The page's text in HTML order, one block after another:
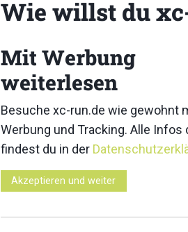
42 43
52 53
Wie willst du
Mit Werbung
weiterlesen
Besuche xc-run.de wie gewohnt
Werbung und Tracking. Alle Infos
findest du in der
Akzeptieren und weiter